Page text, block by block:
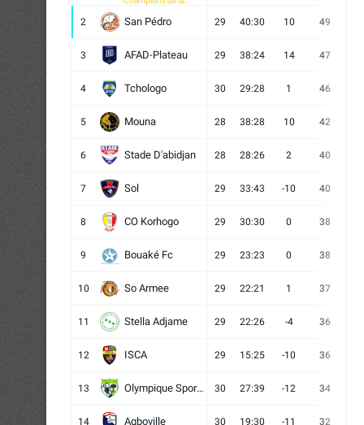
2 San Pédro 29 40:30 10 49
3 AFAD-Plateau 29 38:24 14 47
4 Tchologo 30 29:28 1 46
5 Mouna 28 38:28 10 42
6 Stade D'abidjan 28 28:26 2 40
7 Sol 29 33:43 -10 40
8 CO Korhogo 29 30:30 0 38
9 Bouaké Fc 29 23:23 0 38
10 So Armee 29 22:21 1 37
11 Stella Adjame 29 22:26 -4 36
12 ISCA 29 15:25 -10 36
13 Olympique Sport d'Abobo FC 30 27:39 -12 34
14 Agboville 30 19:30 -11 32